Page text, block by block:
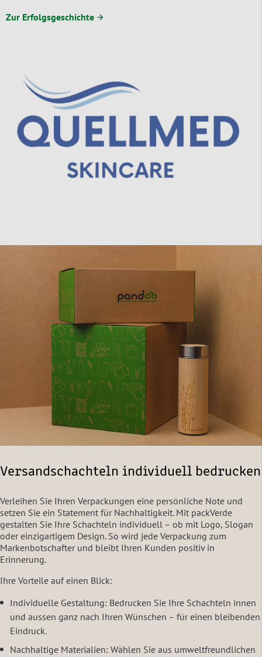
Zur Erfolgsgeschichte →
Versandschachteln individuell bedrucken
Verleihen Sie Ihren Verpackungen eine persönliche Note und
setzen Sie ein Statement für Nachhaltigkeit. Mit packVerde
gestalten Sie Ihre Schachteln individuell – ob mit Logo, Slogan
oder einzigartigem Design. So wird jede Verpackung zum
Markenbotschafter und bleibt Ihren Kunden positiv in
Erinnerung.
Ihre Vorteile auf einen Blick:
Individuelle Gestaltung: Bedrucken Sie Ihre Schachteln innen
und aussen ganz nach Ihren Wünschen – für einen bleibenden
Eindruck.
Nachhaltige Materialien: Wählen Sie aus umweltfreundlichen